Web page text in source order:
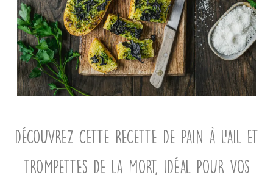
DÉCOUVREZ CETTE RECETTE DE PAIN À L’AIL ET
TROMPETTES DE LA MORT, IDÉAL POUR VOS